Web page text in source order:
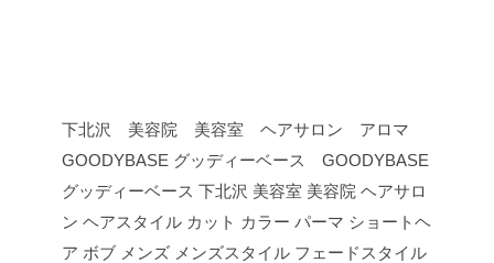
下北沢 美容院 美容室 ヘアサロン アロマ
GOODYBASE グッディーベース GOODYBASE
グッディーベース 下北沢 美容室 美容院 ヘアサロ
ン ヘアスタイル カット カラー パーマ ショートヘ
ア ボブ メンズ メンズスタイル フェードスタイル